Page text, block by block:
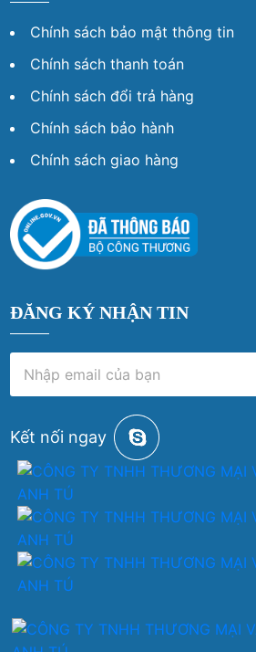
Chính sách bảo mật thông tin
Chính sách thanh toán
Chính sách đổi trả hàng
Chính sách bảo hành
Chính sách giao hàng
ĐĂNG KÝ NHẬN TIN
Kết nối ngay